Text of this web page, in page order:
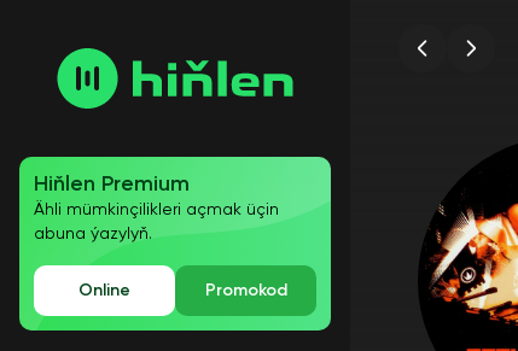
Hiňlen Premium
Ähli mümkinçilikleri açmak üçin
abuna ýazylyň.
Online Promokod